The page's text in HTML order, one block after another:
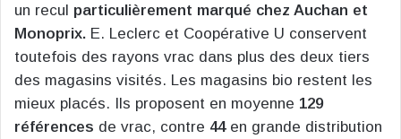
un recul particulièrement marqué chez Auchan et
Monoprix. E. Leclerc et Coopérative U conservent
toutefois des rayons vrac dans plus des deux tiers
des magasins visités. Les magasins bio restent les
mieux placés. Ils proposent en moyenne 129
références de vrac, contre 44en grande distribution